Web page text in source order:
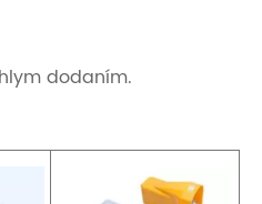
dodaním.